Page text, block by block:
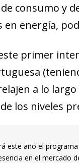
consumo y
en energía,
primer
a lo
los niveles
este año el
en el mercado